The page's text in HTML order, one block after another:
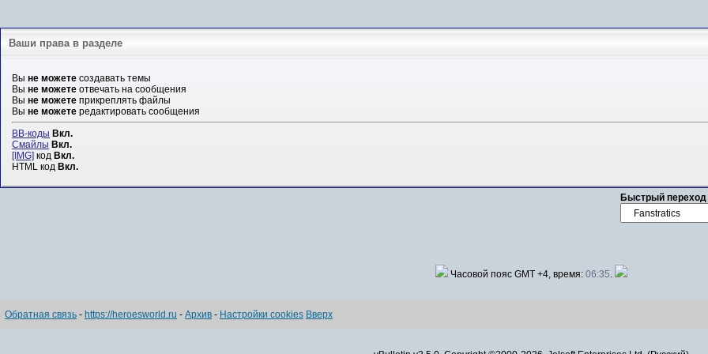
Ваши права в разделе
Выне можете создавать темы
Выне можете отвечать на сообщения
Выне можете прикреплять файлы
Выне можете редактировать сообщения
BB-коды Вкл.
Смайлы Вкл.
[IMG] код Вкл.
HTML код Вкл.
Быстрый переход
Часовой пояс GMT +4, время: 06:35
Обратная связь - https://heroesworld.ru - Архив - Настройки cookies Вверх